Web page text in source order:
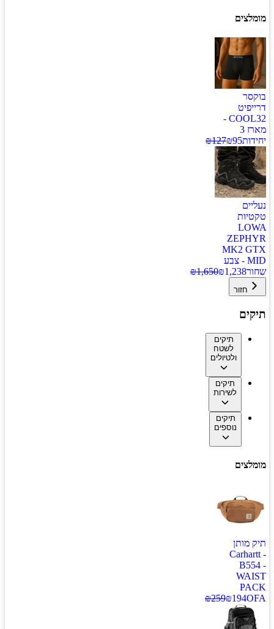
מומלצים
בוקסר
דרייפיט
COOL32 -
מארז 3
יחידות
₪95
₪127
נעליים
טקטיות
LOWA
ZEPHYR
MK2 GTX
MID - צבע
שחור
₪1,238
₪1,650
חזור
תיקים
תיקים
לשטח
ולטיולים
תיקים
לשירות
תיקים
נוספים
מומלצים
תיק מותן
Carhartt -
B554 -
WAIST
PACK
OFA
₪194
₪259